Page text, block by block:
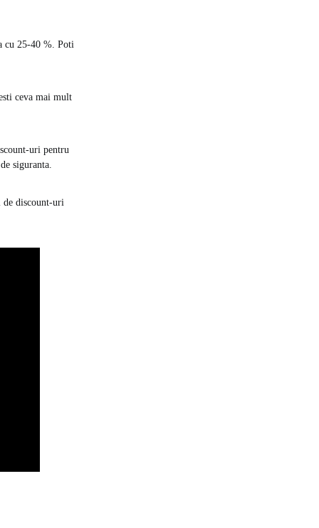
cu 25-40 %. Poti
ceva mai mult
uri pentru
siguranta.
de discount-uri